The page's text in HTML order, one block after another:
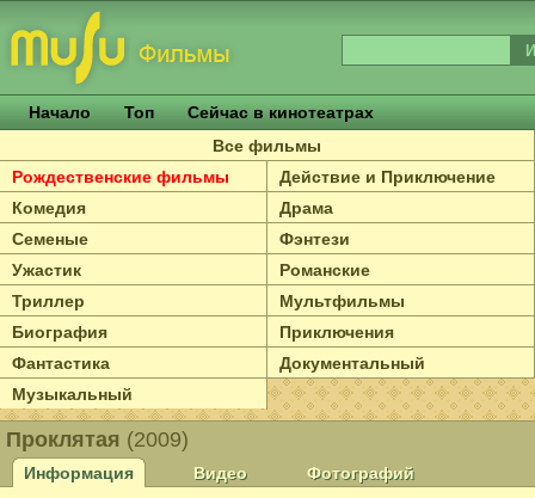
Начало Топ
Сейчас в кинотеатрах
Все фильмы
Рождественские фильмы
Действие и Приключение
Комедия
Драма
Семеные
Фэнтези
Ужастик
Романские
Триллер
Мультфильмы
Биография
Приключения
Фантастика
Документальный
Музыкальный
Проклятая (2009)
Информация Видео
Фотографий